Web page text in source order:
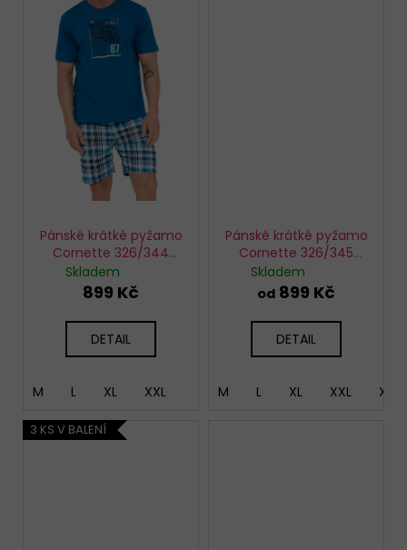
Pánské krátké pyžamo
Cornette 326/344
Compass
Skladem
899 Kč
DETAIL
M L XL XXL
Pánské krátké pyžamo
Cornette 326/345
Gentleman
Skladem
od 899 Kč
DETAIL
M L XL XXL
3 KS V BALENÍ